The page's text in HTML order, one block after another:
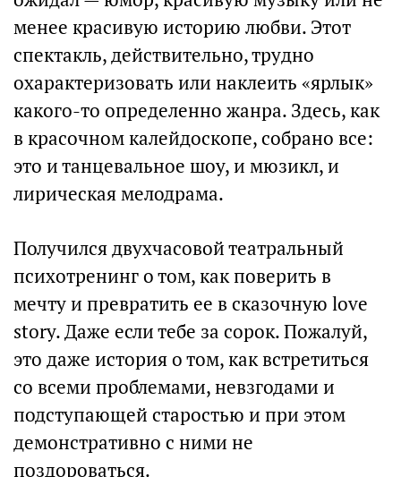
менее красивую историю любви. Этот
спектакль, действительно, трудно
охарактеризовать или наклеить «ярлык»
какого-то определенно жанра. Здесь, как
в красочном калейдоскопе, собрано все:
это и танцевальное шоу, и мюзикл, и
лирическая мелодрама.
Получился двухчасовой театральный
психотренинг о том, как поверить в
мечту и превратить ее в сказочную love
story. Даже если тебе за сорок. Пожалуй,
это даже история о том, как встретиться
со всеми проблемами, невзгодами и
подступающей старостью и при этом
демонстративно с ними не
поздороваться.